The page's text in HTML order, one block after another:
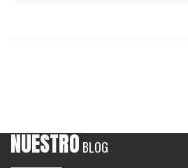
NUESTROBLOG